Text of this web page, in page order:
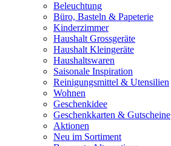
Beleuchtung
Büro, Basteln & Papeterie
Kinderzimmer
Haushalt Grossgeräte
Haushalt Kleingeräte
Haushaltswaren
Saisonale Inspiration
Reinigungsmittel & Utensilien
Wohnen
Geschenkidee
Geschenkkarten & Gutscheine
Aktionen
Neu im Sortiment